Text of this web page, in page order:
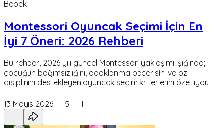
Bebek
Montessori Oyuncak Seçimi İçin En
İyi 7 Öneri: 2026 Rehberi
Bu rehber, 2026 yılı güncel Montessori yaklaşımı ışığında;
çocuğun bağımsızlığını, odaklanma becerisini ve öz
disiplinini destekleyen oyuncak seçim kriterlerini özetliyor.
13 Mayıs 2026 5 1